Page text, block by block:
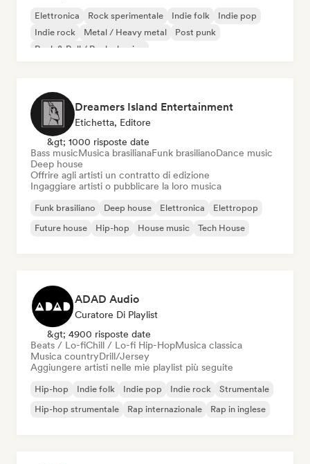
Elettronica Rock sperimentale Indie folk
Indie pop
Indie rock
Metal / Heavy metal
Post punk
Rock & Roll / Rock classico
Dreamers Island Entertainment
Etichetta, Editore
&gt; 1000 risposte date
Bass musicMusica brasilianaFunk brasilianoDance music
Deep house
Offrire agli artisti un contratto di edizione
Ingaggiare artisti o pubblicare la loro musica
Funk brasiliano Deep house Elettronica
Elettropop
Future house
Hip-hop House music Tech House
ADAD Audio
Curatore Di Playlist
&gt; 4900 risposte date
Beats / Lo-fiChill / Lo-fi Hip-HopMusica classica
Musica countryDrill/Jersey
Aggiungere artisti nelle mie playlist più seguite
Hip-hop Indie folk Indie pop Indie rock
Strumentale
Hip-hop strumentale
Rap internazionale Rap in inglese